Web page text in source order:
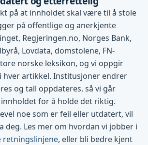
på at innholdet skal være til å stole
på offentlige og anerkjente
Regjeringen.no, Norges Bank,
Lovdata, domstolene, FN-
norske leksikon, og vi oppgir
hver artikkel. Institusjoner endrer
og tall oppdateres, så vi går
for å holde det riktig.
noe som er feil eller utdatert, vil
deg. Les mer om hvordan vi jobber i
retningslinjene, eller bli bedre kjent